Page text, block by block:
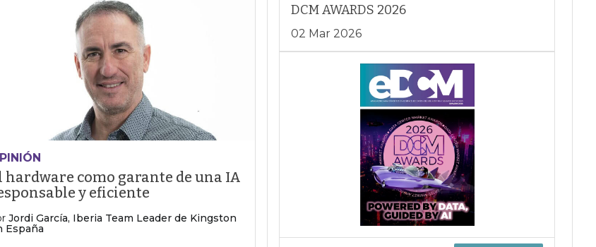
hardware como garante de una IA
y eficiente
Jordi García, Iberia Team Leader de Kingston
España
DCM AWARDS 2026
02 Mar 2026